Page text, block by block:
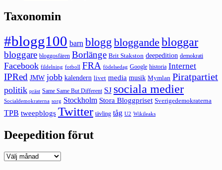
Taxonomin
#blogg100 barn blogg bloggande bloggar
bloggare bloggosfären Borlänge Brit Stakston deepedition demokrati
Facebook fildelning fotboll FRA födelsedag Google historia Internet
IPRed JMW jobb kalendern livet media musik Mymlan Piratpartiet
politik präst Same Same But Different SJ sociala medier
Socialdemokraterna sorg Stockholm Stora Bloggpriset Sverigedemokraterna
TPB tweepblogs Twitter tävling tåg U2 Wikileaks
Deepedition förut
Deepedition